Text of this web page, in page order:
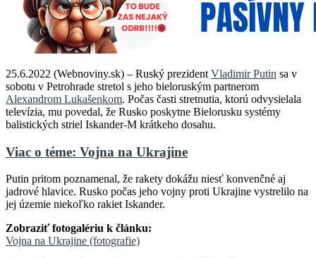
25.6.2022 (Webnoviny.sk) – Ruský prezident Vladimir Putin sa v
sobotu v Petrohrade stretol s jeho bieloruským partnerom
Alexandrom Lukašenkom. Počas časti stretnutia, ktorú odvysielala
televízia, mu povedal, že Rusko poskytne Bielorusku systémy
balistických striel Iskander-M krátkeho dosahu.
Viac o téme: Vojna na Ukrajine
Putin pritom poznamenal, že rakety dokážu niesť konvenčné aj
jadrové hlavice. Rusko počas jeho vojny proti Ukrajine vystrelilo na
jej územie niekoľko rakiet Iskander.
Zobraziť fotogalériu k článku:
Vojna na Ukrajine (fotografie)